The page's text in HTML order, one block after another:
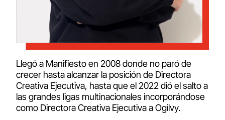
Llegó a Manifiesto en 2008 donde no paró de
crecer hasta alcanzar la posición de Directora
Creativa Ejecutiva, hasta que el 2022 dió el salto a
las grandes ligas multinacionales incorporándose
como Directora Creativa Ejecutiva a Ogilvy.